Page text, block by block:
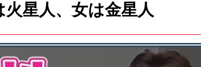
火星人、女は金星人